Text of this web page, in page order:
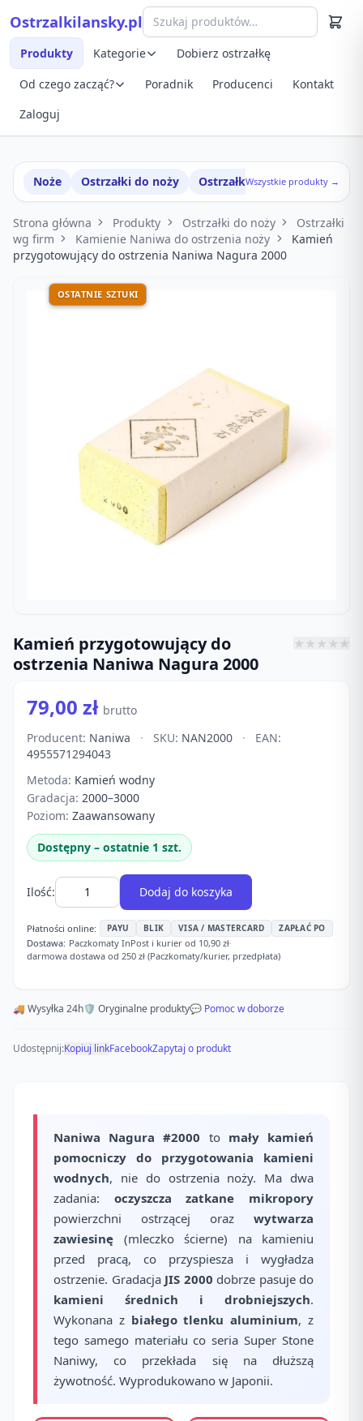
Ostrzalkilansky.pl
Produkty Kategorie
Dobierz ostrzałkę
Od czego zacząć?
Poradnik Producenci
Kontakt
Zaloguj
Noże Ostrzałki do noży Ostrzałki w zestawach
Wszystkie produkty →
Strona główna Produkty Ostrzałki do noży
Ostrzałki
wg firm
Kamienie Naniwa do ostrzenia noży
Kamień
przygotowujący do ostrzenia Naniwa Nagura 2000
OSTATNIE SZTUKI
Kamień przygotowujący do
ostrzenia Naniwa Nagura 2000
★★★★★
79,00 zł brutto
Producent: Naniwa · SKU: NAN2000 ·
EAN:
4955571294043
Metoda: Kamień wodny
Gradacja: 2000–3000
Poziom: Zaawansowany
Dostępny – ostatnie 1 szt.
Ilość: Dodaj do koszyka
Płatności online: PAYU BLIK VISA / MASTERCARD ZAPŁAĆ PO
Dostawa: Paczkomaty InPost i kurier od 10,90 zł·
darmowa dostawa od 250 zł (Paczkomaty/kurier, przedpłata)
🚚 Wysyłka 24h🛡️ Oryginalne produkty💬 Pomoc w doborze
Udostępnij:Kopiuj linkFacebookZapytaj o produkt
Naniwa Nagura #2000 to mały kamień
pomocniczy do przygotowania kamieni
wodnych, nie do ostrzenia noży. Ma dwa
zadania: oczyszcza zatkane mikropory
powierzchni ostrzącej oraz wytwarza
zawiesinę (mleczko ścierne) na kamieniu
przed pracą, co przyspiesza i wygładza
ostrzenie. Gradacja JIS 2000 dobrze pasuje do
kamieni średnich i drobniejszych.
Wykonana z białego tlenku aluminium, z
tego samego materiału co seria Super Stone
Naniwy, co przekłada się na dłuższą
żywotność. Wyprodukowano w Japonii.
Szybki podgląd produktu